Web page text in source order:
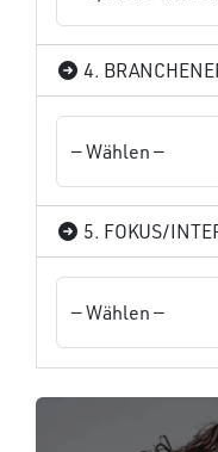
4.
5. FOKUS/